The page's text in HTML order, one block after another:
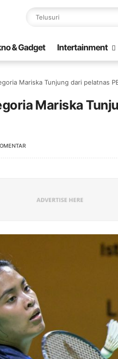
& Gadget Intertainment
Mariska Tunjung dari pelatnas
Mariska